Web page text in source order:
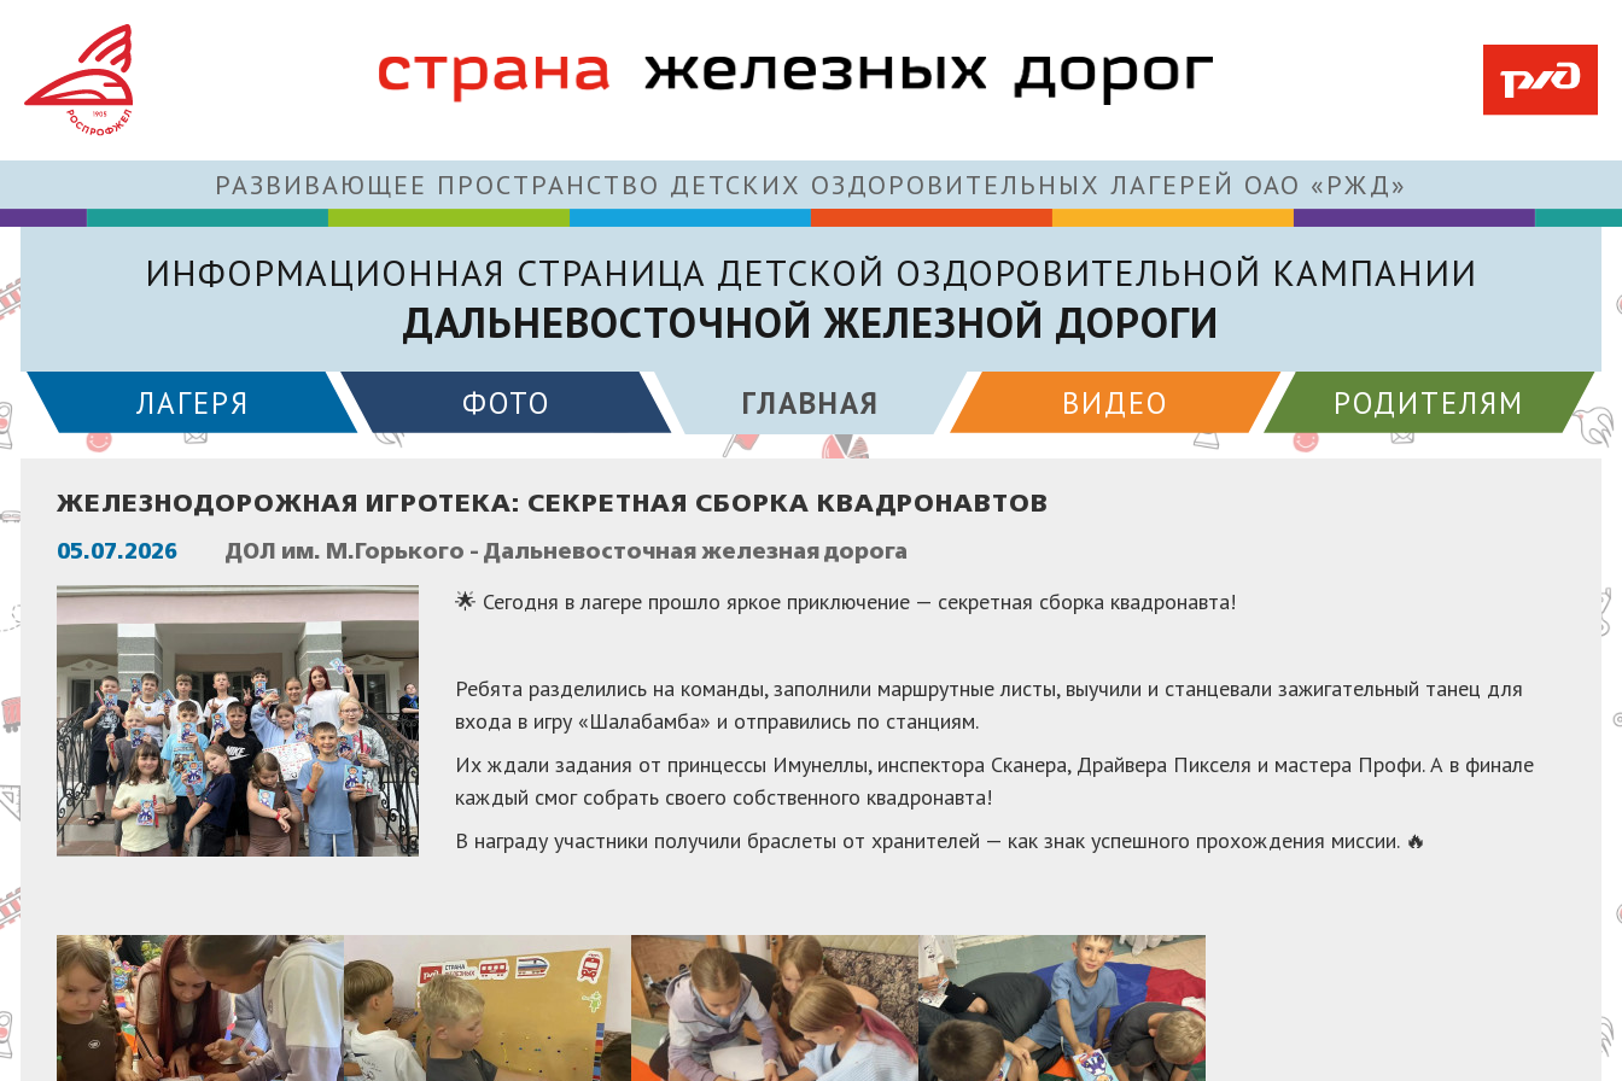
РАЗВИВАЮЩЕЕ ПРОСТРАНСТВО ДЕТСКИХ ОЗДОРОВИТЕЛЬНЫХ ЛАГЕРЕЙ ОАО «РЖД»
ИНФОРМАЦИОННАЯ СТРАНИЦА ДЕТСКОЙ ОЗДОРОВИТЕЛЬНОЙ КАМПАНИИ
ДАЛЬНЕВОСТОЧНОЙ ЖЕЛЕЗНОЙ ДОРОГИ
ЛАГЕРЯ ФОТО ГЛАВНАЯ ВИДЕО РОДИТЕЛЯМ
ЖЕЛЕЗНОДОРОЖНАЯ ИГРОТЕКА: СЕКРЕТНАЯ СБОРКА КВАДРОНАВТОВ
05.07.2026 ДОЛ им. М.Горького - Дальневосточная железная дорога
🌟 Сегодня в лагере прошло яркое приключение — секретная сборка квадронавта!
Ребята разделились на команды, заполнили маршрутные листы, выучили и станцевали зажигательный танец для
входа в игру «Шалабамба» и отправились по станциям.
Их ждали задания от принцессы Имунеллы, инспектора Сканера, Драйвера Пикселя и мастера Профи. А в финале
каждый смог собрать своего собственного квадронавта!
В награду участники получили браслеты от хранителей — как знак успешного прохождения миссии. 🔥